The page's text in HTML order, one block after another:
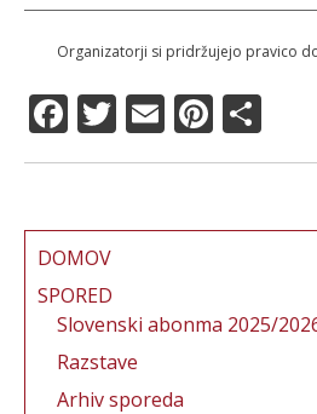
Organizatorji si pridržujejo pravico
F
a
e
b
o
o
k
T
w
te
E
m
l
Pi
n
re
h
re
DOMOV
SPORED
Slovenski abonma 2025/
Razstave
Arhiv sporeda